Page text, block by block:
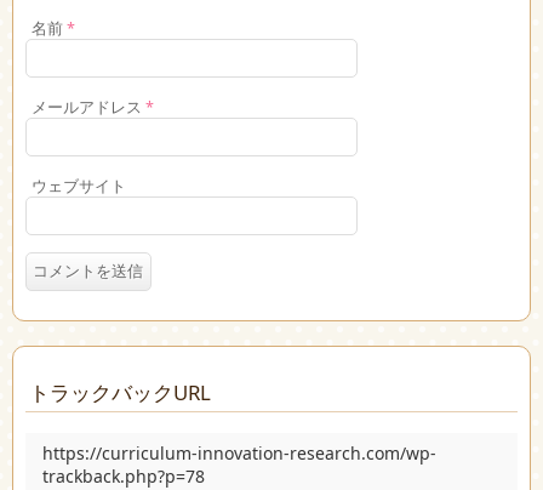
名前*
メールアドレス *
ウェブサイト
トラックバックURL
https://curriculum-innovation-research.com/wp-
trackback.php?p=78